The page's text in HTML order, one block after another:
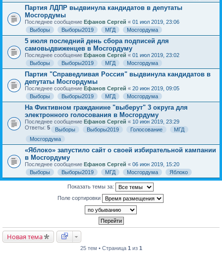
Партия ЛДПР выдвинула кандидатов в депутаты
Мосгордумы
Последнее сообщение Ефанов Сергей « 01 июл 2019, 23:06
Выборы
Выборы2019 МГД Мосгордума
5 июля последний день сбора подписей для
самовыдвиженцев в Мосгордуму
Последнее сообщение Ефанов Сергей « 01 июл 2019, 23:02
Выборы
Выборы2019 МГД Мосгордума
Партия "Справедливая Россия" выдвинула кандидатов в
депутаты Мосгордумы
Последнее сообщение Ефанов Сергей « 20 июн 2019, 09:05
Выборы
Выборы2019 МГД Мосгордума
На Фиктивном гражданине "выберут" 3 округа для
электронного голосования в Мосгордуму
Последнее сообщение Ефанов Сергей « 10 июн 2019, 23:29
Ответы: 5 Выборы Выборы2019 Голосование
МГД
Мосгордума
«Яблоко» запустило сайт о своей избирательной кампании
в Мосгордуму
Последнее сообщение Ефанов Сергей « 06 июн 2019, 15:20
Выборы
Выборы2019 МГД Мосгордума Яблоко
Показать темы за:
Поле сортировки
Новая тема
25 тем • Страница 1 из 1